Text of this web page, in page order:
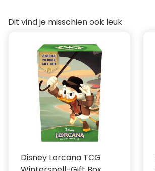
Dit vind je misschien ook leuk
Disney Lorcana TCG